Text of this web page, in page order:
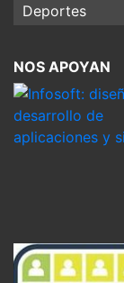
Deportes
NOS APOYAN